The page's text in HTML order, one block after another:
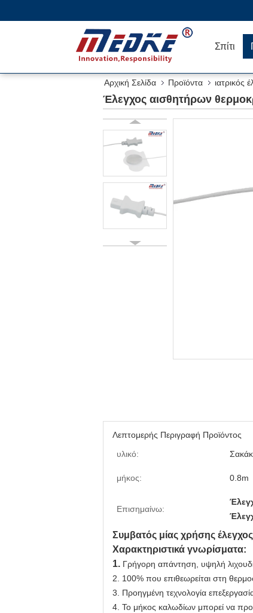
Σπίτι
Αρχική Σελίδα Προϊόντα ιατρικός
Έλεγχος αισθητήρων
Λεπτομερής Περιγραφή Προϊόντος
υλικό:
μήκος: 0.8m
Επισημαίνω:
Συμβατός μίας χρήσης
Χαρακτηριστικά γνωρίσματα:
1. Γρήγορη απάντηση, υψηλή
2. 100% που επιθεωρείται στη
3. Προηγμένη τεχνολογία
4. Το μήκος καλωδίων μπορεί να